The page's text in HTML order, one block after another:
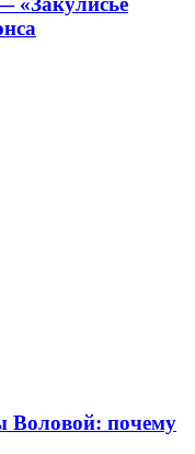
Воловой: почему